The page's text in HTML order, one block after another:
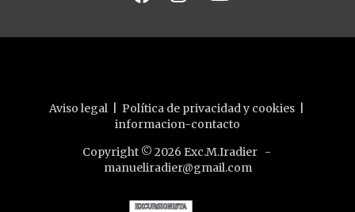
Aviso legal| Política de privacidad y cookies|
informacion-contacto
Copyright © 2026 Exc.M.Iradier -
manueliradier@gmail.com